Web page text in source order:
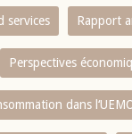
services Rapport
Perspectives
dans